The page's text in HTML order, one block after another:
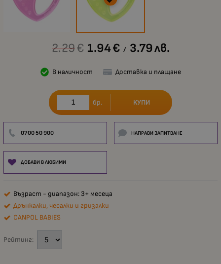
2.29€ 1.94€ / 3.79лв.
В наличност Доставка и плащане
бр. КУПИ
0700 50 900 НАПРАВИ ЗАПИТВАНЕ
ДОБАВИ В ЛЮБИМИ
Възраст - диапазон: 3+ месеца
Дрънкалки, чесалки и гризалки
CANPOL BABIES
Рейтинг: